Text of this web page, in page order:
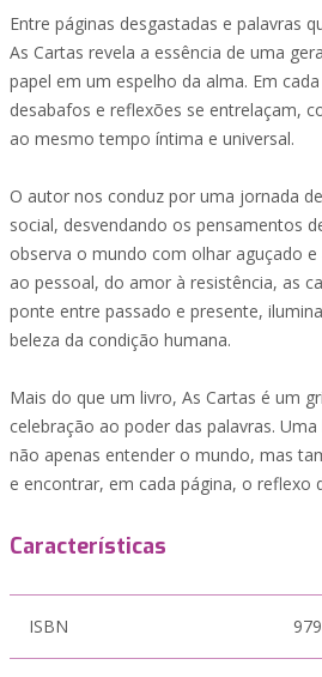
Entre páginas desgastadas e palavras
As Cartas revela a essência de uma
papel em um espelho da alma. Em
desabafos e reflexões se entrelaçam,
ao mesmo tempo íntima e universal.
O autor nos conduz por uma jornada
social, desvendando os pensamentos
observa o mundo com olhar aguçado
ao pessoal, do amor à resistência, as
ponte entre passado e presente,
beleza da condição humana.
Mais do que um livro, As Cartas é um
celebração ao poder das palavras.
não apenas entender o mundo, mas
e encontrar, em cada página, o reflexo
Características
ISBN